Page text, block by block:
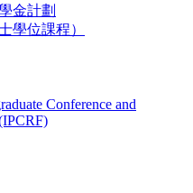
金計劃
學位課程）
Conference and